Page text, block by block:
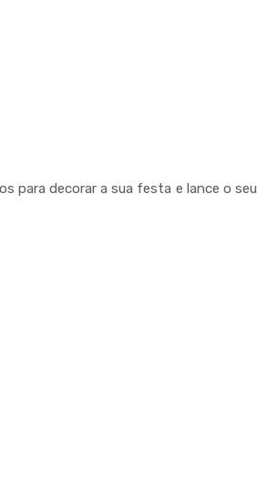
para decorar a sua festa e lance o seu